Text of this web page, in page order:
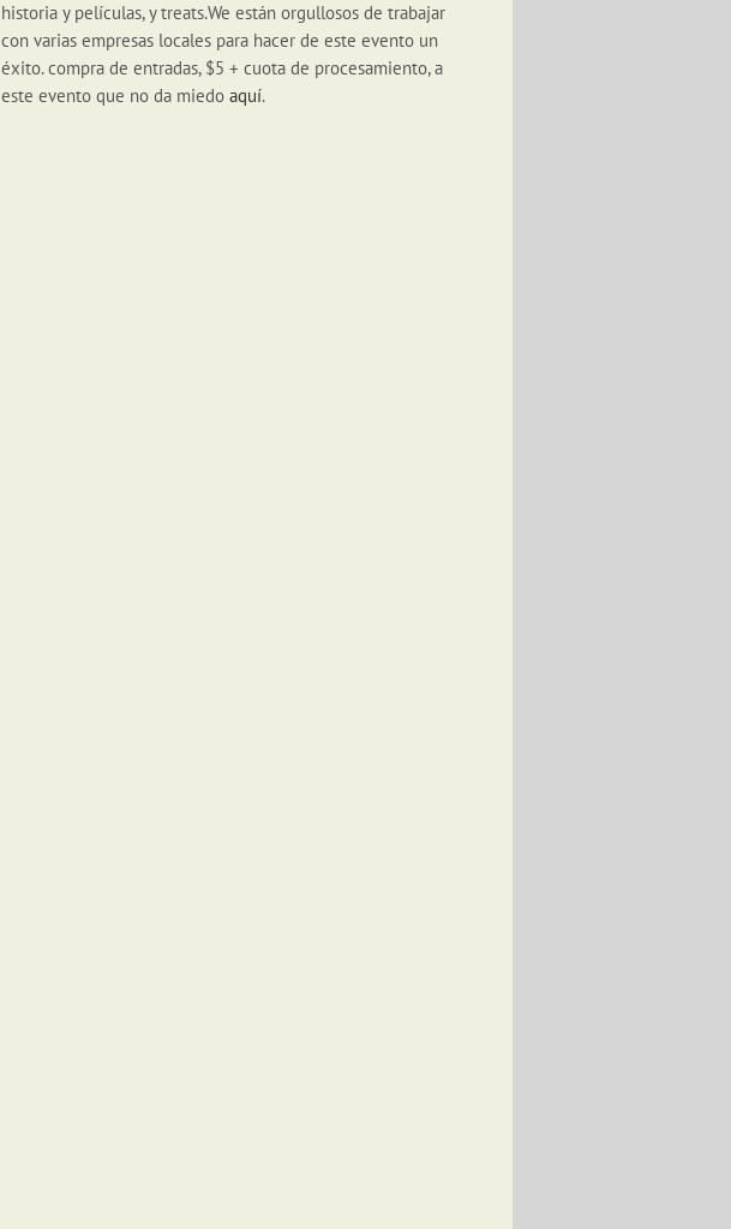
historia y películas, ytreats.We están orgullosos de trabajar
con varias empresas locales para hacer de este evento un
éxito. compra de entradas, $5 + cuota de procesamiento, a
este evento que no da miedoaquí.